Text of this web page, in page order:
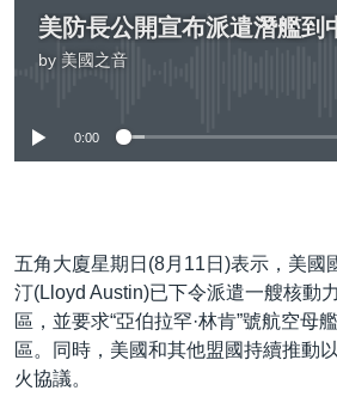
視頻存檔
海外港人
建國史話
關注我們
其他語言網站
by 美國之音
0:00
五角大廈星期日(8月11日)表示，美國
汀(Lloyd Austin)已下令派遣一艘核動
區，並要求“亞伯拉罕·林肯”號航空母
區。同時，美國和其他盟國持續推動
火協議。